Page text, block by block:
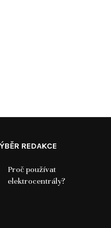
REDAKCE
Proč používat
elektrocentrály?